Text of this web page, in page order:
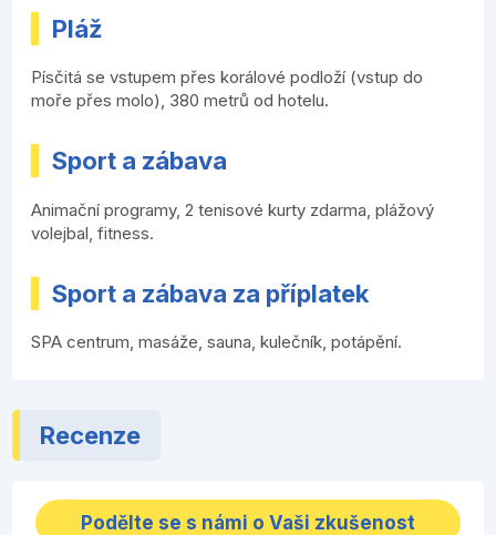
Pláž
Písčitá se vstupem přes korálové podloží (vstup do
moře přes molo), 380 metrů od hotelu.
Sport a zábava
Animační programy, 2 tenisové kurty zdarma, plážový
volejbal, fitness.
Sport a zábava za příplatek
SPA centrum, masáže, sauna, kulečník, potápění.
Recenze
Podělte se s námi o Vaši zkušenost